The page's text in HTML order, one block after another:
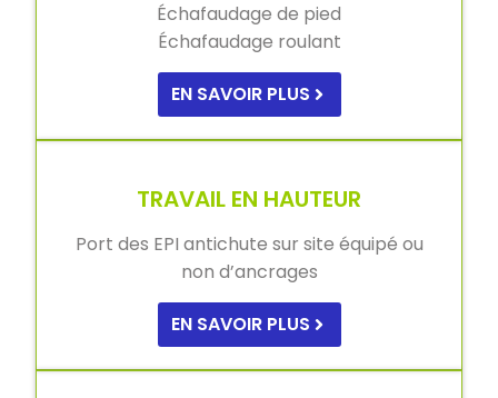
Échafaudage de pied
Échafaudage roulant
EN SAVOIR PLUS
TRAVAIL EN HAUTEUR
Port des EPI antichute sur site équipé ou
non d’ancrages
EN SAVOIR PLUS